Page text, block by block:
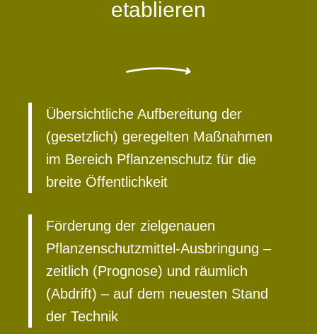
etablieren
Übersichtliche Aufbereitung der
(gesetzlich) geregelten Maßnahmen
im Bereich Pflanzenschutz für die
breite Öffentlichkeit
Förderung der zielgenauen
Pflanzenschutzmittel-Ausbringung –
zeitlich (Prognose) und räumlich
(Abdrift) – auf dem neuesten Stand
der Technik